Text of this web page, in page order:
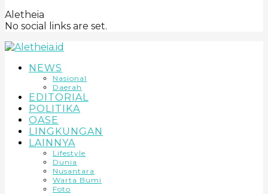
Aletheia
No social links are set.
NEWS
Nasional
Daerah
EDITORIAL
POLITIKA
OASE
LINGKUNGAN
LAINNYA
Lifestyle
Dunia
Nusantara
Warta Bumi
Foto